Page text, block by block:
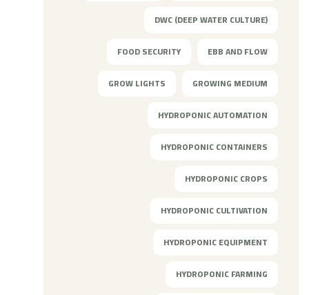
DWC (DEEP WATER CULTURE)
EBB AND FLOW
FOOD SECURITY
GROWING MEDIUM
GROW LIGHTS
HYDROPONIC AUTOMATION
HYDROPONIC CONTAINERS
HYDROPONIC CROPS
HYDROPONIC CULTIVATION
HYDROPONIC EQUIPMENT
HYDROPONIC FARMING